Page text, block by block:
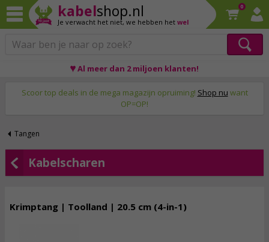
kabelshop.nl
Je verwacht het niet, we hebben het wel
0
♥ Al meer dan 2 miljoen klanten!
Scoor top deals in de mega magazijn opruiming! Shop nu want
OP=OP!
Tangen
Kabelscharen
Krimptang | Toolland | 20.5 cm (4-in-1)